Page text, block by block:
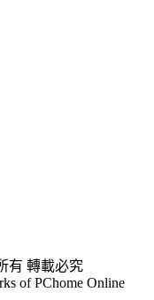
有 轉載必究
of PChome Online